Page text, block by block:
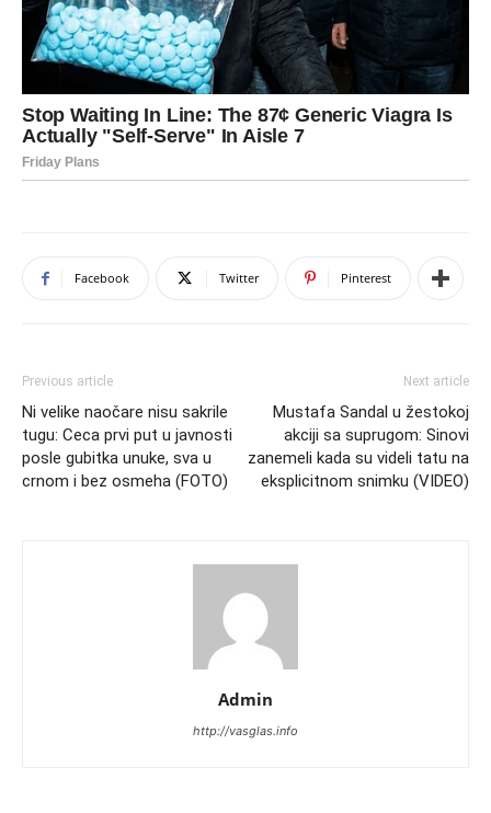
Facebook Twitter Pinterest
Previous article
Ni velike naočare nisu sakrile
tugu: Ceca prvi put u javnosti
posle gubitka unuke, sva u
crnom i bez osmeha (FOTO)
Next article
Mustafa Sandal u žestokoj
akciji sa suprugom: Sinovi
zanemeli kada su videli tatu na
eksplicitnom snimku (VIDEO)
Admin
http://vasglas.info